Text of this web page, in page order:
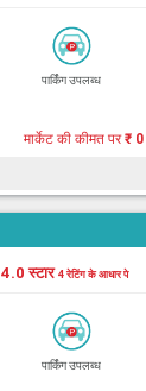
पार्किंग उपलब्ध
मार्केट की कीमत पर₹ 0
4.0 स्टार4 रेटिंग के आधार पे
पार्किंग उपलब्ध